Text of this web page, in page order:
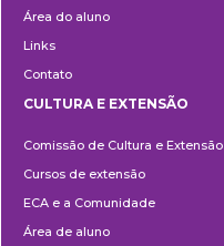
Área do aluno
Links
Contato
e
Extensão
CULTURA E EXTENSÃO
Comissão de Cultura e Extensão
Cursos de extensão
ECA e a Comunidade
Área de aluno